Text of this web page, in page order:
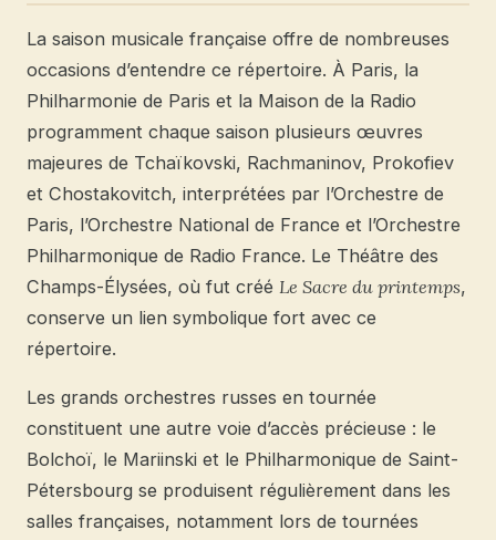
La saison musicale française offre de nombreuses
occasions d’entendre ce répertoire. À Paris, la
Philharmonie de Paris et la Maison de la Radio
programment chaque saison plusieurs œuvres
majeures de Tchaïkovski, Rachmaninov, Prokofiev
et Chostakovitch, interprétées par l’Orchestre de
Paris, l’Orchestre National de France et l’Orchestre
Philharmonique de Radio France. Le Théâtre des
Champs-Élysées, où fut créé Le Sacre du printemps,
conserve un lien symbolique fort avec ce
répertoire.
Les grands orchestres russes en tournée
constituent une autre voie d’accès précieuse : le
Bolchoï, le Mariinski et le Philharmonique de Saint-
Pétersbourg se produisent régulièrement dans les
salles françaises, notamment lors de tournées